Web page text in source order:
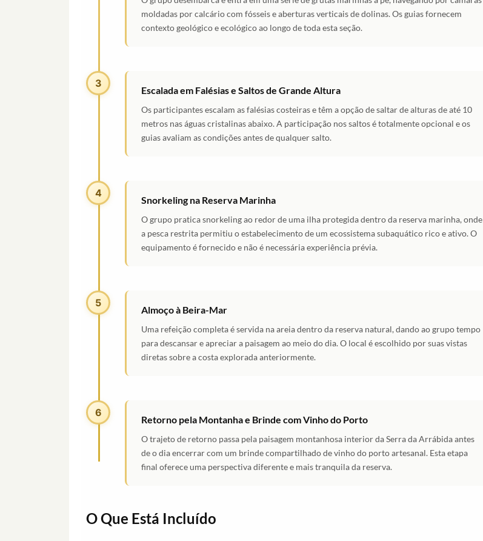
moldadas por calcário com fósseis e aberturas verticais de dolinas. Os guias fornecem
contexto geológico e ecológico ao longo de toda esta seção.
3
Escalada em Falésias e Saltos de Grande Altura
Os participantes escalam as falésias costeiras e têm a opção de saltar de alturas de até 10
metros nas águas cristalinas abaixo. A participação nos saltos é totalmente opcional e os
guias avaliam as condições antes de qualquer salto.
4
Snorkeling na Reserva Marinha
O grupo pratica snorkeling ao redor de uma ilha protegida dentro da reserva marinha, onde
a pesca restrita permitiu o estabelecimento de um ecossistema subaquático rico e ativo. O
equipamento é fornecido e não é necessária experiência prévia.
5
Almoço à Beira-Mar
Uma refeição completa é servida na areia dentro da reserva natural, dando ao grupo tempo
para descansar e apreciar a paisagem ao meio do dia. O local é escolhido por suas vistas
diretas sobre a costa explorada anteriormente.
6
Retorno pela Montanha e Brinde com Vinho do Porto
O trajeto de retorno passa pela paisagem montanhosa interior da Serra da Arrábida antes
de o dia encerrar com um brinde compartilhado de vinho do porto artesanal. Esta etapa
final oferece uma perspectiva diferente e mais tranquila da reserva.
O Que Está Incluído